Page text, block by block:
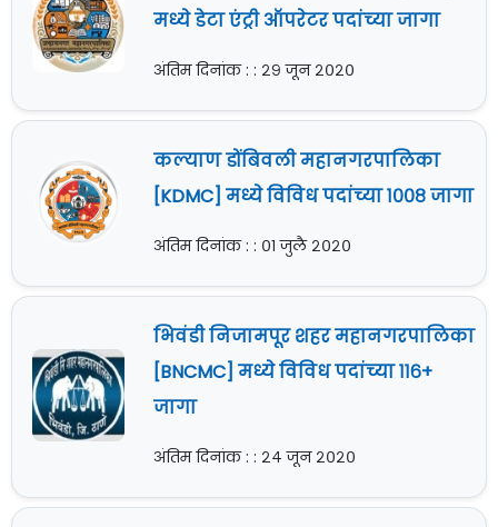
मध्ये डेटा एंट्री ऑपरेटर पदांच्या जागा
अंतिम दिनांक : : २९ जून २०२०
कल्याण डोंबिवली महानगरपालिका
[KDMC] मध्ये विविध पदांच्या १००८ जागा
अंतिम दिनांक : : ०१ जुलै २०२०
भिवंडी निजामपूर शहर महानगरपालिका
[BNCMC] मध्ये विविध पदांच्या ११६+
जागा
अंतिम दिनांक : : २४ जून २०२०